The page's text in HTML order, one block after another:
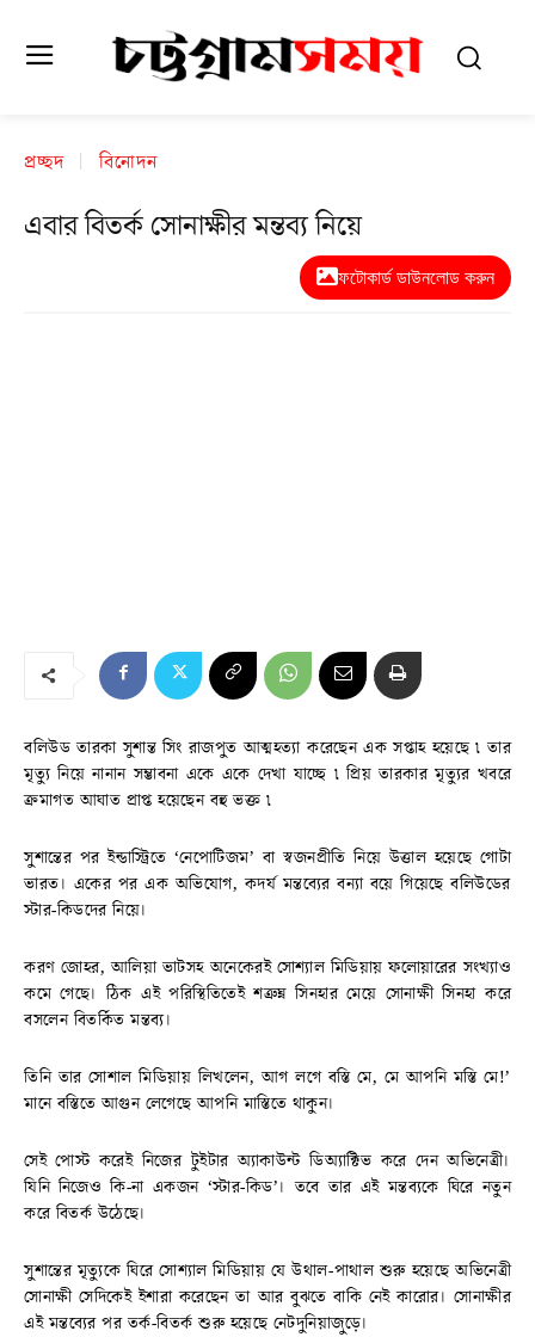
প্রচ্ছদ বিনোদন
এবার বিতর্ক সোনাক্ষীর মন্তব্য নিয়ে
ফটোকার্ড ডাউনলোড করুন
বলিউড তারকা সুশান্ত সিং রাজপুত আত্মহত্যা করেছেন এক সপ্তাহ হয়েছে ৷ তার
মৃত্যু নিয়ে নানান সম্ভাবনা একে একে দেখা যাচ্ছে ৷ প্রিয় তারকার মৃত্যুর খবরে
ক্রমাগত আঘাত প্রাপ্ত হয়েছেন বহু ভক্ত ৷
সুশান্তের পর ইন্ডাস্ট্রিতে ‘নেপোটিজম’ বা স্বজনপ্রীতি নিয়ে উত্তাল হয়েছে গোটা
ভারত। একের পর এক অভিযোগ, কদর্য মন্তব্যের বন্যা বয়ে গিয়েছে বলিউডের
স্টার-কিডদের নিয়ে।
করণ জোহর, আলিয়া ভাটসহ অনেকেরই সোশ্যাল মিডিয়ায় ফলোয়ারের সংখ্যাও
কমে গেছে। ঠিক এই পরিস্থিতিতেই শত্রুঘ্ন সিনহার মেয়ে সোনাক্ষী সিনহা করে
বসলেন বিতর্কিত মন্তব্য।
তিনি তার সোশাল মিডিয়ায় লিখলেন, আগ লগে বস্তি মে, মে আপনি মস্তি মে!’
মানে বস্তিতে আগুন লেগেছে আপনি মাস্তিতে থাকুন।
সেই পোস্ট করেই নিজের টুইটার অ্যাকাউন্ট ডিঅ্যাক্টিভ করে দেন অভিনেত্রী।
যিনি নিজেও কি-না একজন ‘স্টার-কিড’। তবে তার এই মন্তব্যকে ঘিরে নতুন
করে বিতর্ক উঠেছে।
সুশান্তের মৃত্যুকে ঘিরে সোশ্যাল মিডিয়ায় যে উথাল-পাথাল শুরু হয়েছে অভিনেত্রী
সোনাক্ষী সেদিকেই ইশারা করেছেন তা আর বুঝতে বাকি নেই কারোর। সোনাক্ষীর
এই মন্তব্যের পর তর্ক-বিতর্ক শুরু হয়েছে নেটদুনিয়াজুড়ে।